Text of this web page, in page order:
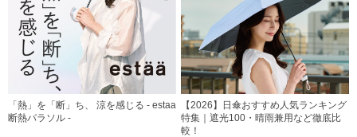
「熱」を「断」ち、 涼を感じる - estaa
断熱パラソル -
【2026】日傘おすすめ人気ランキング
特集｜遮光100・晴雨兼用など徹底比
較！